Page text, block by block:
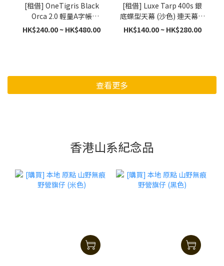
[租借] OneTigris Black
Orca 2.0 輕量A字帳
(Bungalow UL 2.0)
HK$240.00 ~ HK$480.00
[租借] Luxe Tarp 400s 銀
底蝶型天幕 (沙色) 連天幕杆
2支
HK$140.00 ~ HK$280.00
查看更多
香港山系紀念品